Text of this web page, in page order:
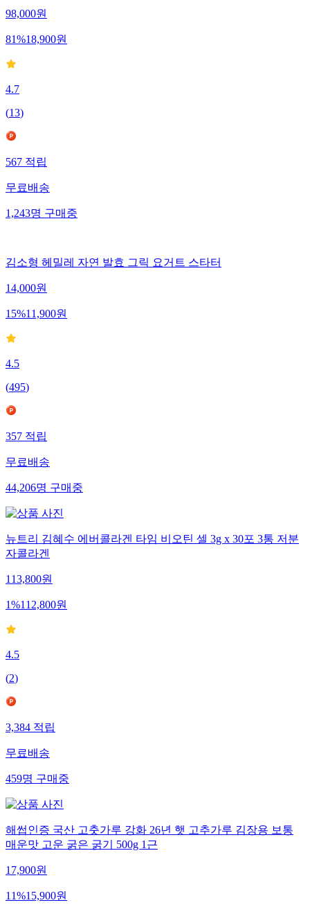
98,000원
81%18,900원
4.7
(13)
567 적립
무료배송
1,243명 구매중
김소형 헤밀레 자연 발효 그릭 요거트 스타터
14,000원
15%11,900원
4.5
(495)
357적립
무료배송
44,206명구매중
뉴트리 김혜수 에버콜라겐 타임 비오틴 셀 3g x 30포 3통 저분
자콜라겐
113,800원
1%112,800원
4.5
(2)
3,384적립
무료배송
459명구매중
해썹인증 국산 고춧가루 강화 26년 햇 고추가루 김장용 보통
매운맛 고운 굵은 굵기 500g 1근
17,900원
11%15,900원